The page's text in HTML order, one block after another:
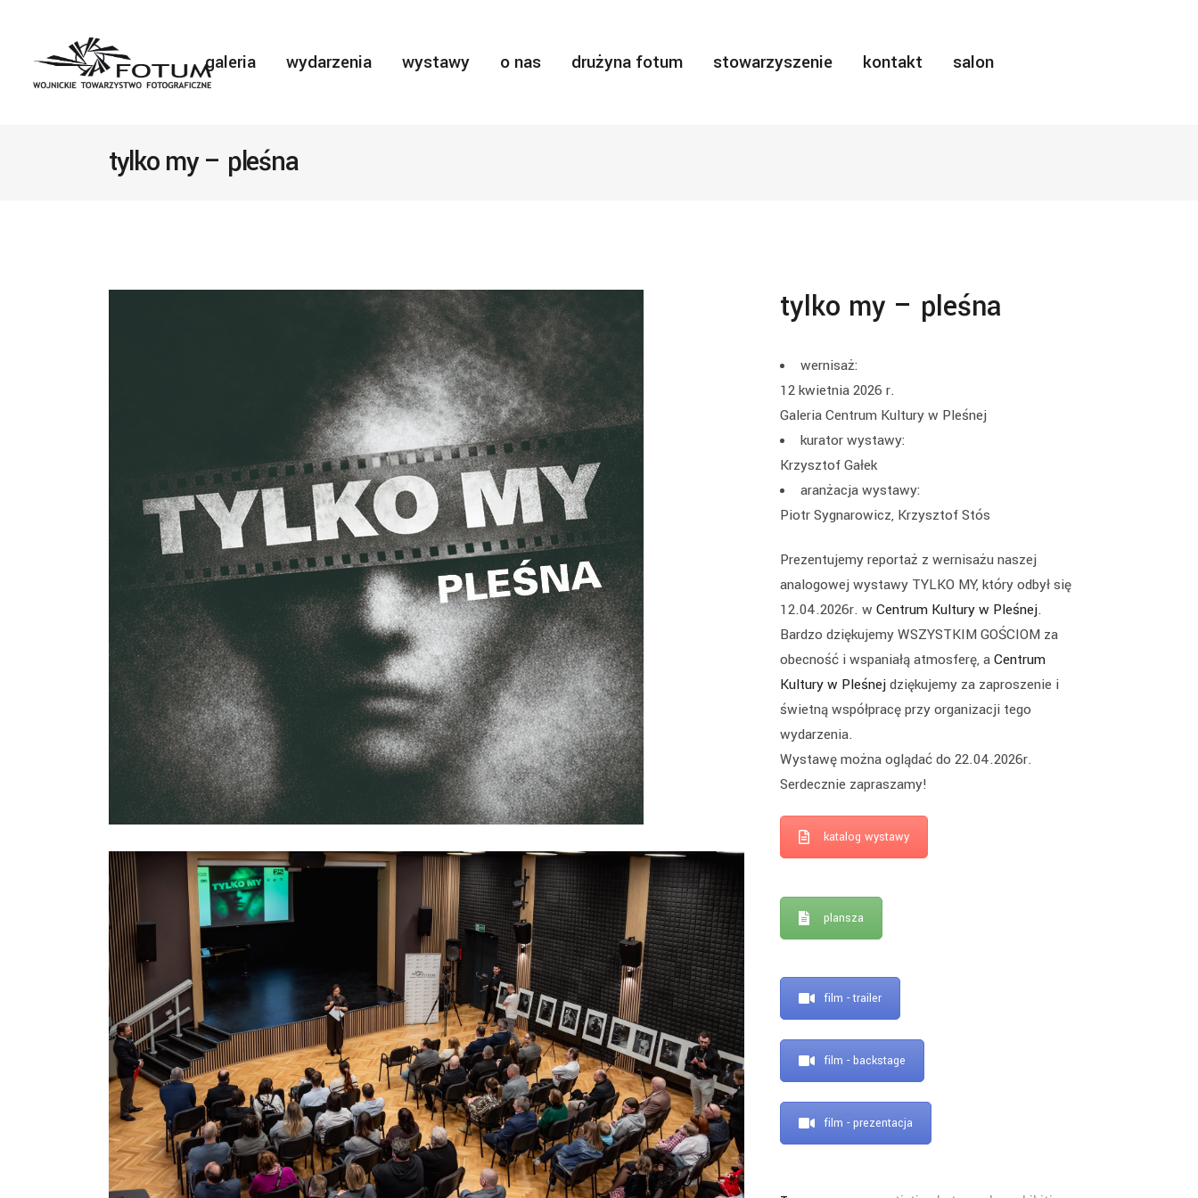
galeria wydarzenia wystawy o nas drużyna fotum stowarzyszenie kontakt salon
tylko my – pleśna
tylko my – pleśna
wernisaż:
12 kwietnia 2026 r.
Galeria Centrum Kultury w Pleśnej
kurator wystawy:
Krzysztof Gałek
aranżacja wystawy:
Piotr Sygnarowicz, Krzysztof Stós
Prezentujemy reportaż z wernisażu naszej
analogowej wystawy TYLKO MY, który odbył się
12.04.2026r. wCentrum Kultury w Pleśnej.
Bardzo dziękujemy WSZYSTKIM GOŚCIOM za
obecność i wspaniałą atmosferę, aCentrum
Kultury w Pleśnejdziękujemy za zaproszenie i
świetną współpracę przy organizacji tego
wydarzenia.
Wystawę można oglądać do 22.04.2026r.
Serdecznie zapraszamy!
katalog wystawy
plansza
film - trailer
film - backstage
film - prezentacja